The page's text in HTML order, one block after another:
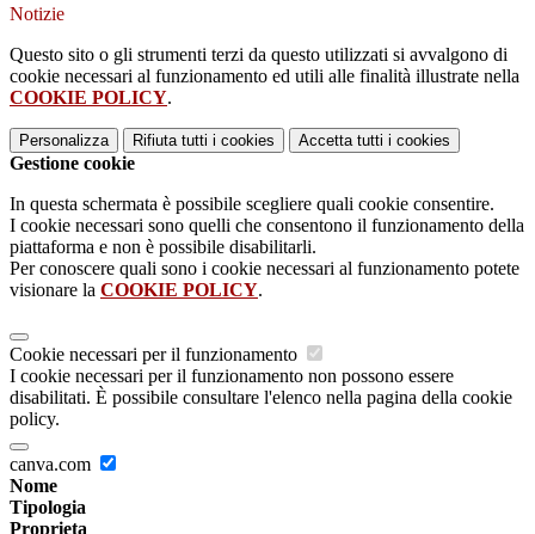
Notizie
Questo sito o gli strumenti terzi da questo utilizzati si avvalgono di
cookie necessari al funzionamento ed utili alle finalità illustrate nella
COOKIE POLICY.
Personalizza Rifiuta tutti i cookies Accetta tutti i cookies
Gestione cookie
In questa schermata è possibile scegliere quali cookie consentire.
I cookie necessari sono quelli che consentono il funzionamento della
piattaforma e non è possibile disabilitarli.
Per conoscere quali sono i cookie necessari al funzionamento potete
visionare la COOKIE POLICY.
Cookie necessari per il funzionamento
I cookie necessari per il funzionamento non possono essere
disabilitati. È possibile consultare l'elenco nella pagina della cookie
policy.
canva.com
Nome
Tipologia
Proprieta